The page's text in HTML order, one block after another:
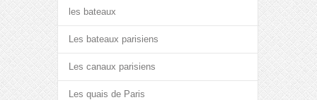
les bateaux
Les bateaux parisiens
Les canaux parisiens
Les quais de Paris